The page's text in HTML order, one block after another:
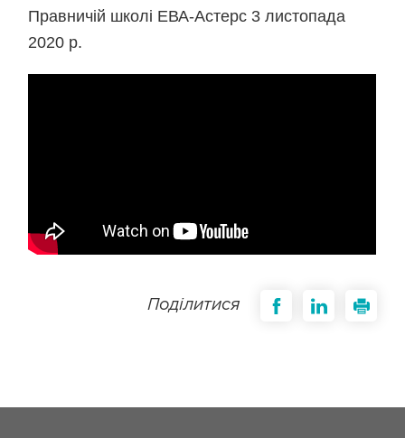
Правничій школі ЕВА-Астерс 3 листопада
2020 р.
Поділитися